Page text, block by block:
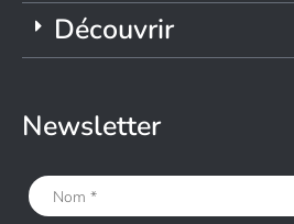
Découvrir
Newsletter